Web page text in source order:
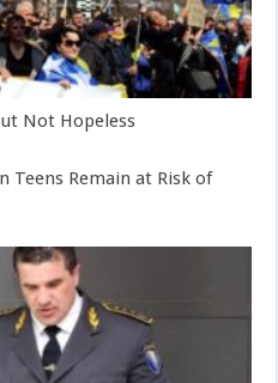
Not Hopeless
Teens Remain at Risk of